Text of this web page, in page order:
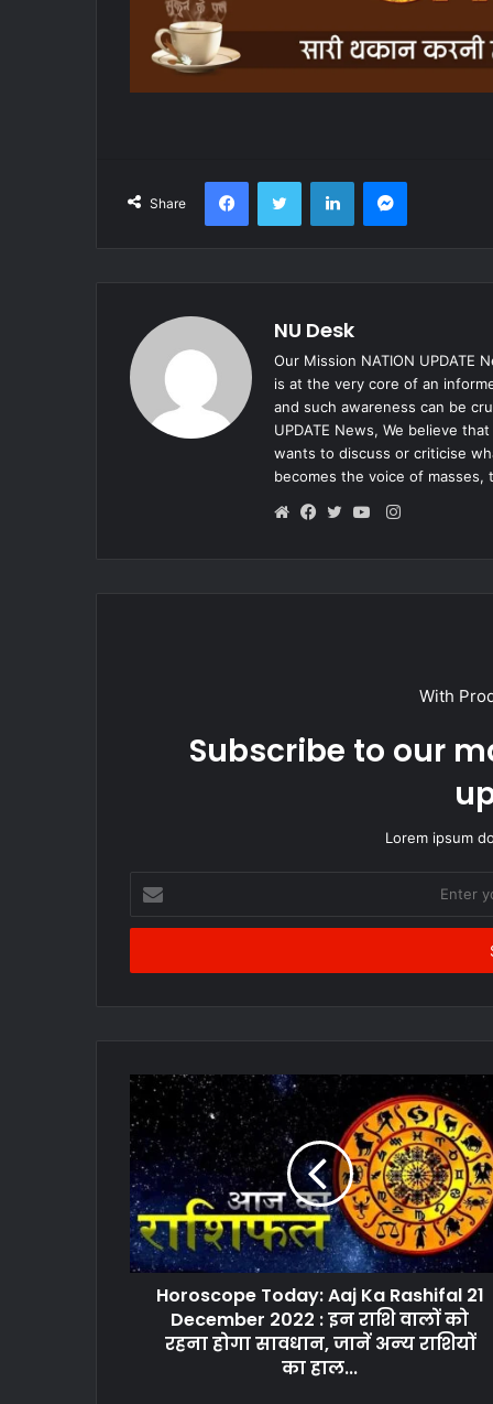
Share
FacebookTwitter LinkedInMessenger
NU Desk
Our Mission NATION UPDATE
is at the very core of an
and such awareness can be
UPDATE News, We believe
wants to discuss or criticise
becomes the voice of masses,
Instagram
With
Subscribe to our
Lorem ipsum
your
Email
Horoscope Today: Aaj Ka Rashifal 21
December 2022 : इन राशि वालों को
रहना होगा सावधान, जानें अन्‍य राशियों
का हाल...